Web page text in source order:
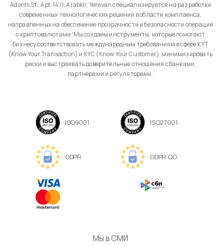
Adonts St., Apt. 14/1, Arabkir, Yerevan специализируется на разработке
современных технологических решений в области комплаенса,
направленных на обеспечение прозрачности и безопасности операций
с криптовалютами. Мы создаем инструменты, которые помогают
бизнесу соответствовать международным требованиям в сфере KYT
(Know Your Transaction) и KYC (Know Your Customer), минимизировать
риски и выстраивать доверительные отношения с банками,
партнёрами и регуляторами.
ISO9001 ISO27001
GDPR GDPR QG
Мы в СМИ